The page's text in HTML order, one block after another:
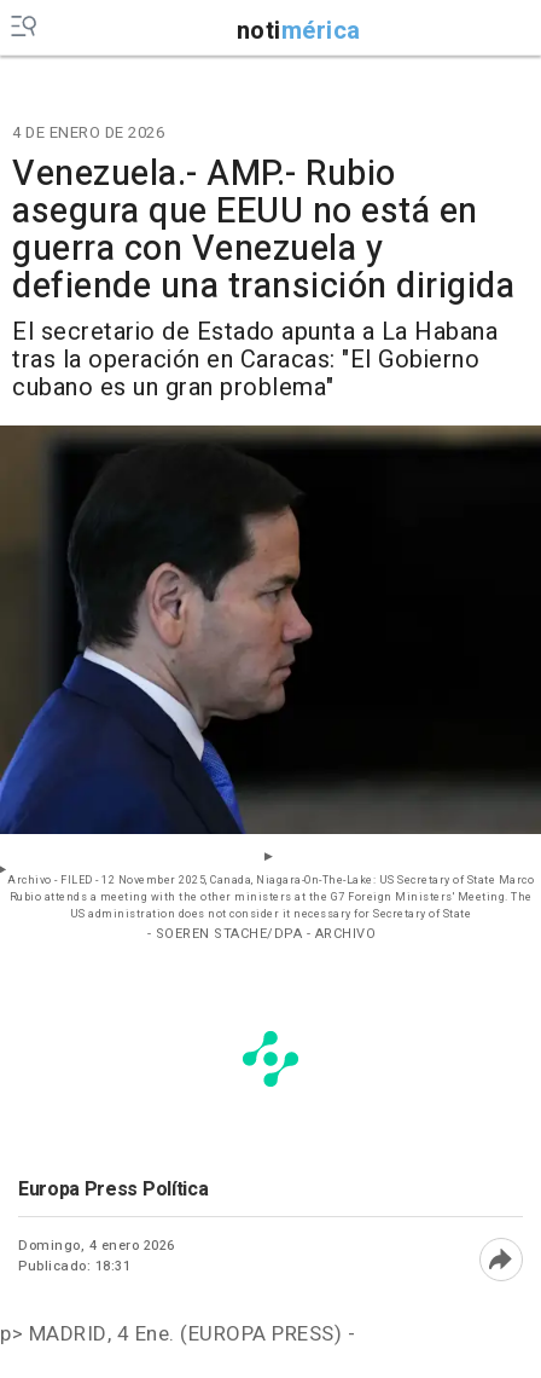
notimérica
4 DE ENERO DE 2026
Venezuela.- AMP.- Rubio
asegura que EEUU no está en
guerra con Venezuela y
defiende una transición dirigida
El secretario de Estado apunta a La Habana
tras la operación en Caracas: "El Gobierno
cubano es un gran problema"
Archivo - FILED - 12 November 2025, Canada, Niagara-On-The-Lake: US Secretary of State Marco
Rubio attends a meeting with the other ministers at the G7 Foreign Ministers' Meeting. The
US administration does not consider it necessary for Secretary of State
- SOEREN STACHE/DPA - ARCHIVO
Europa Press Política
Domingo, 4 enero 2026
Publicado: 18:31
p> MADRID, 4 Ene. (EUROPA PRESS) -